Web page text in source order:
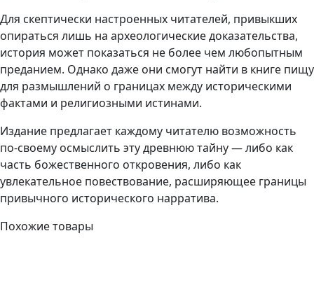
Для скептически настроенных читателей, привыкших
опираться лишь на археологические доказательства,
история может показаться не более чем любопытным
преданием. Однако даже они смогут найти в книге пищу
для размышлений о границах между историческими
фактами и религиозными истинами.
Издание предлагает каждому читателю возможность
по-своему осмыслить эту древнюю тайну — либо как
часть божественного откровения, либо как
увлекательное повествование, расширяющее границы
привычного исторического нарратива.
Похожие товары